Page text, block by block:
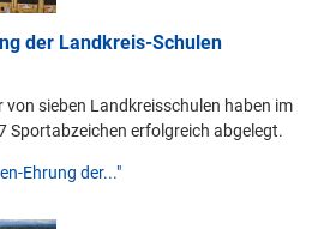
der Landkreis-Schulen
von sieben Landkreisschulen haben im
Sportabzeichen erfolgreich abgelegt.
Ehrung der..."